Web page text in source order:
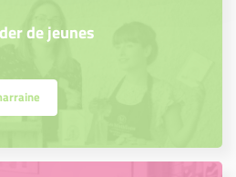
de jeunes